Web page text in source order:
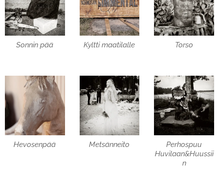
Sonnin pää Kyltti maatilalle Torso
Hevosenpää Metsänneito
Perhospuu
Huvilaan&Huussii
n